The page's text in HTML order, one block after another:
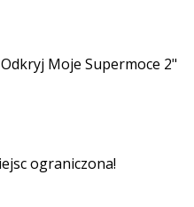
Moje Supermoce 2"
ograniczona!